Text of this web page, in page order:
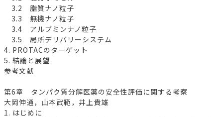
3.2 脂質ナノ粒子
3.3 無機ナノ粒子
3.4 アルブミンナノ粒子
3.5 局所デリバリーシステム
4. PROTACのターゲット
5. 結論と展望
参考文献
第6章 タンパク質分解医薬の安全性評価に関する考察
大岡伸通，山本武範，井上貴雄
1. はじめに